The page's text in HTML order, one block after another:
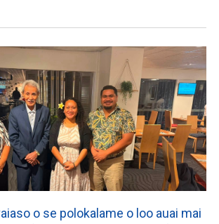
o se polokalame o loo auai mai